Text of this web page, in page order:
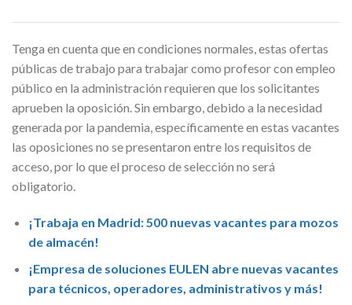
Tenga en cuenta que en condiciones normales, estas ofertas
públicas de trabajo para trabajar como profesor con empleo
público en la administración requieren que los solicitantes
aprueben la oposición. Sin embargo, debido a la necesidad
generada por la pandemia, específicamente en estas vacantes
las oposiciones no se presentaron entre los requisitos de
acceso, por lo que el proceso de selección no será
obligatorio.
¡Trabaja en Madrid: 500 nuevas vacantes para mozos
de almacén!
¡Empresa de soluciones EULEN abre nuevas vacantes
para técnicos, operadores, administrativos y más!